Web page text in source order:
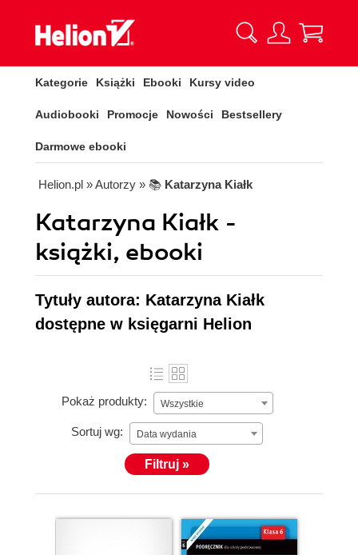
Kategorie Książki Ebooki Kursy video
Audiobooki Promocje Nowości Bestsellery
Darmowe ebooki
Helion.pl » Autorzy » 📚 Katarzyna Kiałk
Katarzyna Kiałk -
książki, ebooki
Tytuły autora: Katarzyna Kiałk
dostępne w księgarni Helion
Pokaż produkty: Wszystkie
Sortuj wg: Data wydania
Filtruj »